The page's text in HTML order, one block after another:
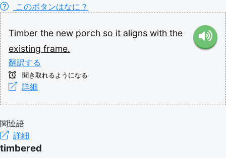
このボタンはなに？
Timber the new porch so it aligns with the
existing frame.
翻訳する
聞き取れるようになる
詳細
関連語
詳細
timbered